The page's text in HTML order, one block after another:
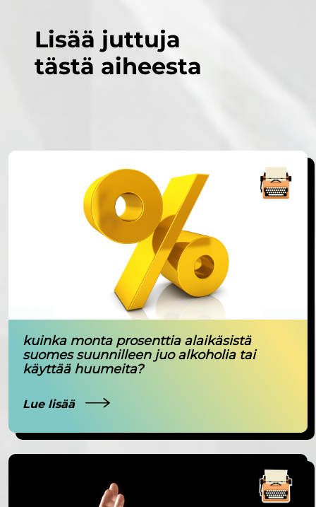
Lisää juttuja
tästä aiheesta
kuinka monta prosenttia alaikäsistä
suomes suunnilleen juo alkoholia tai
käyttää huumeita?
Lue lisää